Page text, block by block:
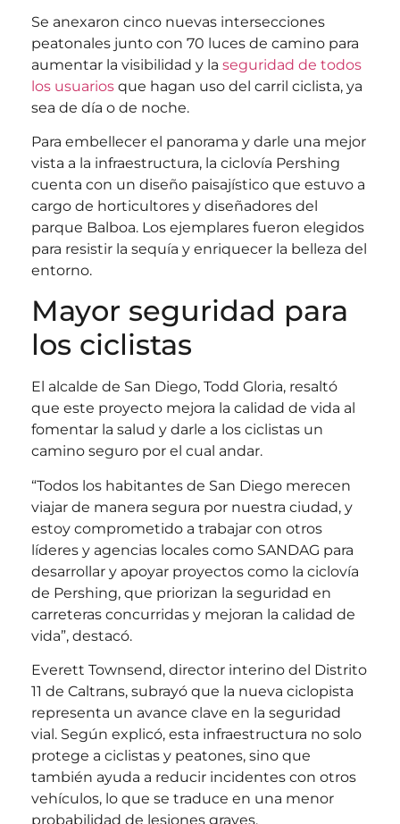
Se anexaron cinco nuevas intersecciones
peatonales junto con 70 luces de camino para
aumentar la visibilidad y la seguridad de todos
los usuarios que hagan uso del carril ciclista, ya
sea de día o de noche.
Para embellecer el panorama y darle una mejor
vista a la infraestructura, la ciclovía Pershing
cuenta con un diseño paisajístico que estuvo a
cargo de horticultores y diseñadores del
parque Balboa. Los ejemplares fueron elegidos
para resistir la sequía y enriquecer la belleza del
entorno.
Mayor seguridad para
los ciclistas
El alcalde de San Diego, Todd Gloria, resaltó
que este proyecto mejora la calidad de vida al
fomentar la salud y darle a los ciclistas un
camino seguro por el cual andar.
“Todos los habitantes de San Diego merecen
viajar de manera segura por nuestra ciudad, y
estoy comprometido a trabajar con otros
líderes y agencias locales como SANDAG para
desarrollar y apoyar proyectos como la ciclovía
de Pershing, que priorizan la seguridad en
carreteras concurridas y mejoran la calidad de
vida”, destacó.
Everett Townsend, director interino del Distrito
11 de Caltrans, subrayó que la nueva ciclopista
representa un avance clave en la seguridad
vial. Según explicó, esta infraestructura no solo
protege a ciclistas y peatones, sino que
también ayuda a reducir incidentes con otros
vehículos, lo que se traduce en una menor
probabilidad de lesiones graves.